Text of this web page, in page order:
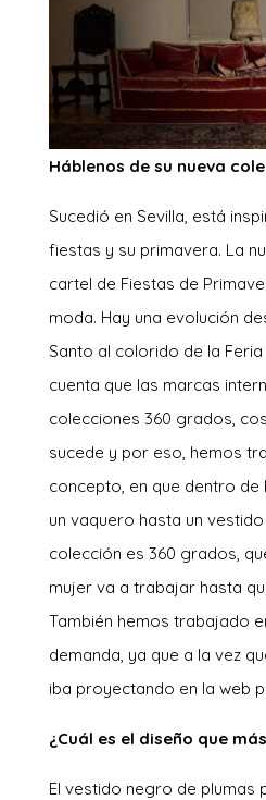
Háblenos de su nueva
Sucedió en Sevilla, está
fiestas y su primavera. La
cartel de Fiestas de
moda. Hay una evolución
Santo al colorido de la
cuenta que las marcas
colecciones 360 grados,
sucede y por eso, hemos
concepto, en que dentro de
un vaquero hasta un
colección es 360 grados,
mujer va a trabajar hasta
También hemos trabajado
demanda, ya que a la vez
iba proyectando en la web
¿Cuál es el diseño que
El vestido negro de plumas